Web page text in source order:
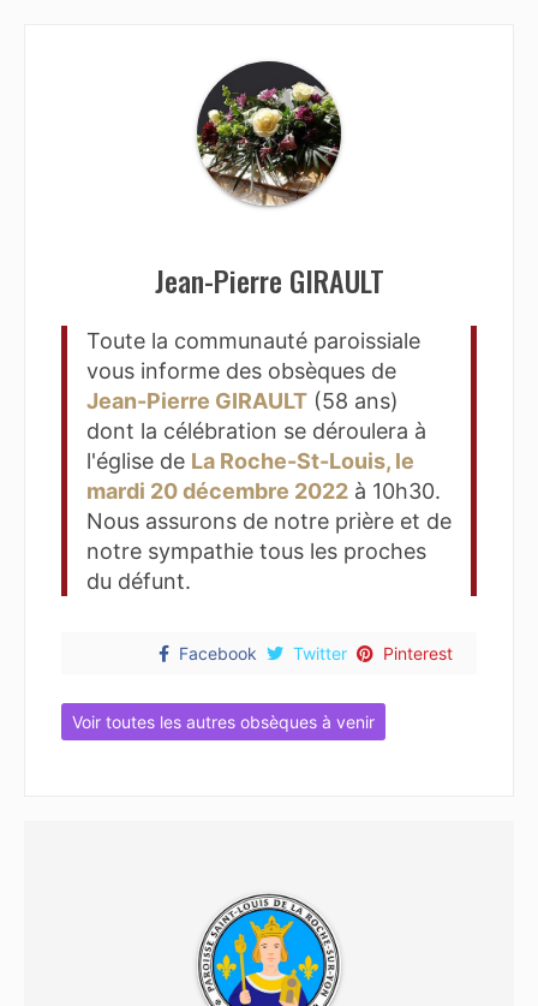
Jean-Pierre GIRAULT
Toute la communauté paroissiale
vous informe des obsèques de
Jean-Pierre GIRAULT (58 ans)
dont la célébration se déroulera à
l'église de La Roche-St-Louis, le
mardi 20 décembre 2022 à 10h30.
Nous assurons de notre prière et de
notre sympathie tous les proches
du défunt.
Facebook Twitter Pinterest
Voir toutes les autres obsèques à venir